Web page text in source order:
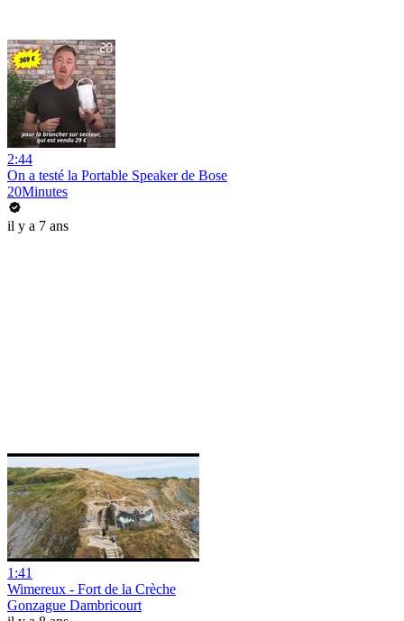
2:44
On a testé la Portable Speaker de Bose
20Minutes
il y a 7 ans
1:41
Wimereux - Fort de la Crèche
Gonzague Dambricourt